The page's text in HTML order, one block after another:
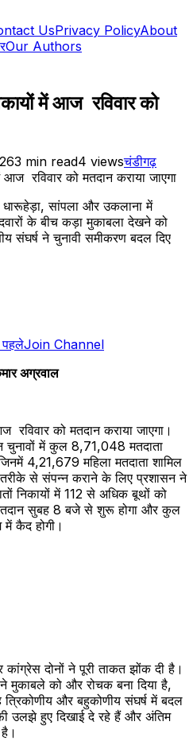
UsPrivacy PolicyAbout
Our Authors
में आज रविवार को
3 min read4 viewsचंडीगढ़
धारूहेड़ा, सांपला और उकलाना में
के बीच कड़ा मुकाबला देखने को
संघर्ष ने चुनावी समीकरण बदल दिए
Join Channel
अग्रवाल
रविवार को मतदान कराया जाएगा।
चुनावों में कुल 8,71,048 मतदाता
4,21,679 महिला मतदाता शामिल
तरीके से संपन्न कराने के लिए प्रशासन ने
निकायों में 112 से अधिक बूथों को
सुबह 8 बजे से शुरू होगा और कुल
में कैद होगी।
दोनों ने पूरी ताकत झोंक दी है।
ने मुकाबले को और रोचक बना दिया है,
और बहुकोणीय संघर्ष में बदल
उलझे हुए दिखाई दे रहे हैं और अंतिम